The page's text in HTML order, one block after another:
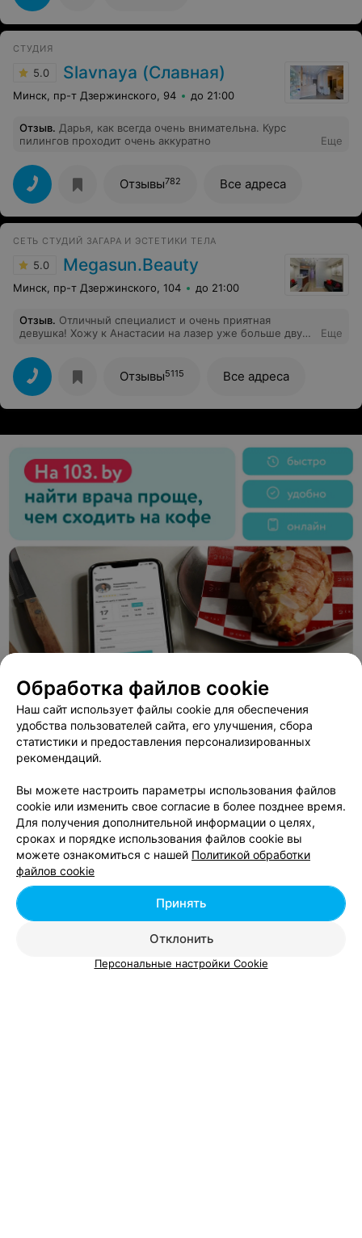
СТУДИЯ
5.0 Slavnaya (Славная)
Минск, пр-т Дзержинского, 94 до 21:00
Отзыв. Дарья, как всегда очень внимательна. Курс
пилингов проходит очень аккуратно
Еще
Отзывы782 Все адреса
СЕТЬ СТУДИЙ ЗАГАРА И ЭСТЕТИКИ ТЕЛА
5.0 Megasun.Beauty
Минск, пр-т Дзержинского, 104 до 21:00
Отзыв. Отличный специалист и очень приятная
девушка! Хожу к Анастасии на лазер уже больше двух
отвечает на мой пытливый ум
Еще
Отзывы5115 Все адреса
ЭФФЕКТИВНАЯ РЕКЛАМА НА САЙТЕ
Добавить компанию
Обработка файлов cookie
Наш сайт использует файлы cookie для обеспечения
удобства пользователей сайта, его улучшения, сбора
статистики и предоставления персонализированных
рекомендаций.
Вы можете настроить параметры использования файлов
cookie или изменить свое согласие в более позднее время.
Для получения дополнительной информации о целях,
сроках и порядке использования файлов cookie вы
можете ознакомиться с нашей Политикой обработки
файлов cookie
Отклонить
Принять
Персональные настройки Cookie